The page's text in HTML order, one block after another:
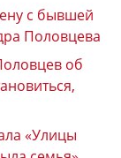
с бывшей
Половцева
об
«Улицы